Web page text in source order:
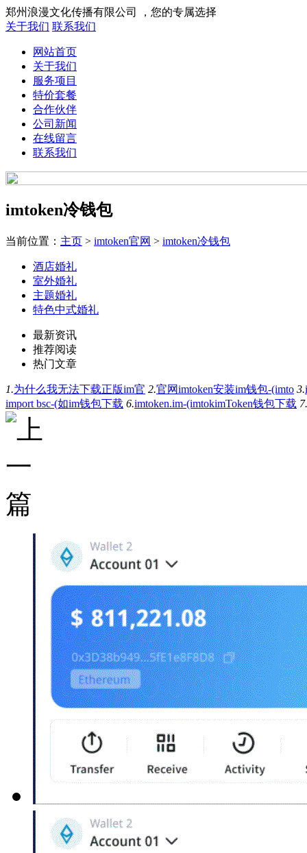
郑州浪漫文化传播有限公司 ，您的专属选择
关于我们 联系我们
网站首页
关于我们
服务项目
特价套餐
合作伙伴
公司新闻
在线留言
联系我们
imtoken冷钱包
当前位置： 主页 > imtoken官网 > imtoken冷钱包
酒店婚礼
室外婚礼
主题婚礼
特色中式婚礼
最新资讯
推荐阅读
热门文章
1.为什么我无法下载正版im官 2.官网imtoken安装im钱包-(imto 3.
import bsc-(如im钱包下载 6.imtoken.im-(imtokimToken钱包下载 7.